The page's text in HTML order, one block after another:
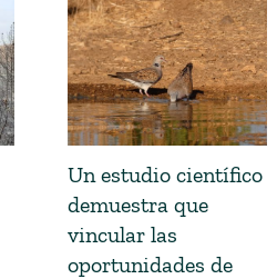
Un estudio científico
demuestra que
vincular las
oportunidades de